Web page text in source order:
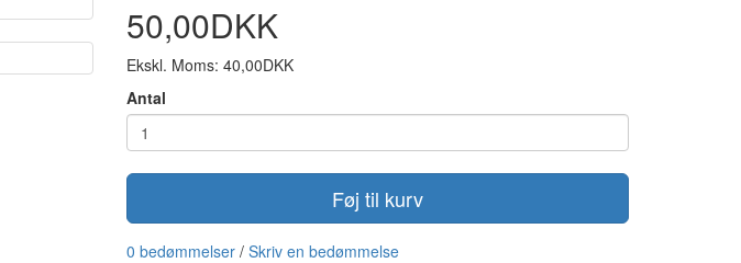
50,00DKK
Ekskl. Moms: 40,00DKK
Antal
Føj til kurv
0 bedømmelser/ Skriv en bedømmelse